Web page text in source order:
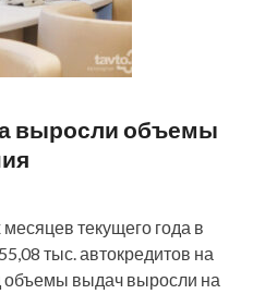
выросли объемы
текущего года в
тыс. автокредитов на
объемы выдач выросли на